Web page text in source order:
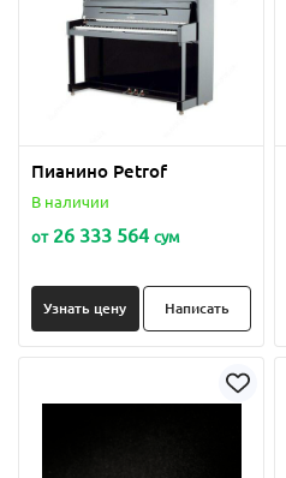
Пианино Petrof
В наличии
от26 333 564 сум
Узнать цену Написать